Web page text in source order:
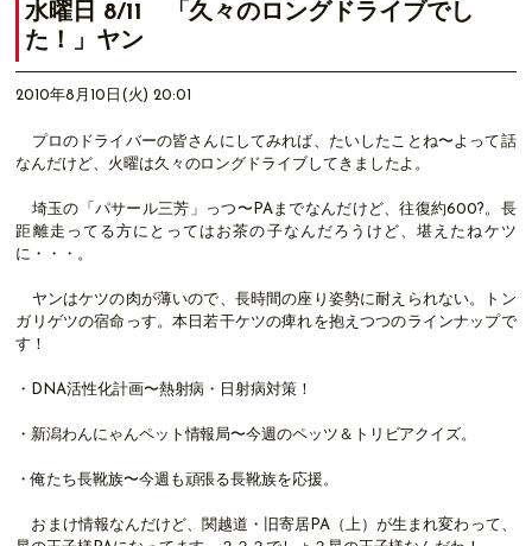
水曜日 8/11 「久々のロングドライブでし
た！」ヤン
2010年8月10日(火) 20:01
プロのドライバーの皆さんにしてみれば、たいしたことね〜よって話
なんだけど、火曜は久々のロングドライブしてきましたよ。
埼玉の「パサール三芳」っつ〜PAまでなんだけど、往復約600?。長
距離走ってる方にとってはお茶の子なんだろうけど、堪えたねケツ
に・・・。
ヤンはケツの肉が薄いので、長時間の座り姿勢に耐えられない。トン
ガリゲツの宿命っす。本日若干ケツの痺れを抱えつつのラインナップで
す！
・DNA活性化計画〜熱射病・日射病対策！
・新潟わんにゃんペット情報局〜今週のペッツ＆トリビアクイズ。
・俺たち長靴族〜今週も頑張る長靴族を応援。
おまけ情報なんだけど、関越道・旧寄居PA（上）が生まれ変わって、